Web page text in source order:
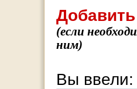
(если
ним)
Вы